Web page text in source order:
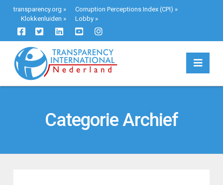
transparency.org » Corruption Perceptions Index (CPI) »
Klokkenluiden » Lobby»
Categorie Archief